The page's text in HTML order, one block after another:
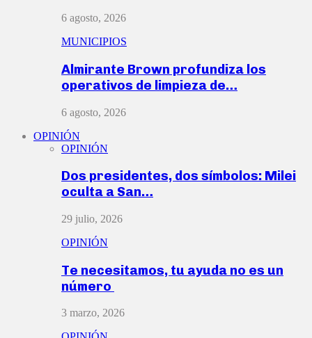
6 agosto, 2026
MUNICIPIOS
Almirante Brown profundiza los
operativos de limpieza de…
6 agosto, 2026
OPINIÓN
OPINIÓN
Dos presidentes, dos símbolos: Milei
oculta a San…
29 julio, 2026
OPINIÓN
Te necesitamos, tu ayuda no es un
número
3 marzo, 2026